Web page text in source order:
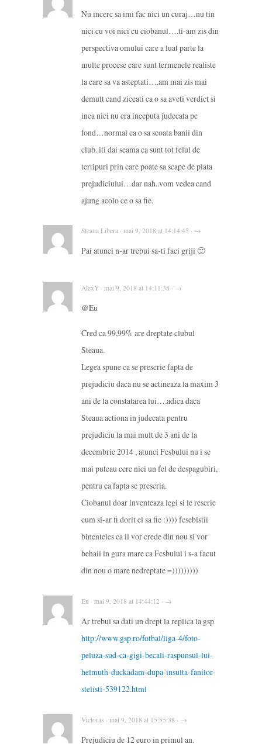
Nu incerc sa imi fac nici un curaj…nu tin
nici cu voi nici cu ciobanul….ti-am zis din
perspectiva omului care a luat parte la
multe procese care sunt termenele realiste
la care sa va asteptati….am mai zis mai
demult cand ziceati ca o sa aveti verdict si
inca nici nu era inceputa judecata pe
fond…normal ca o sa scoata banii din
club..iti dai seama ca sunt tot felul de
tertipuri prin care poate sa scape de plata
prejudiciului…dar nah..vom vedea cand
ajung acolo ce o sa fie.
Steaua Libera · mai 9, 2018 at 14:14:45 · →
Pai atunci n-ar trebui sa-ti faci griji 🙂
AlexY · mai 9, 2018 at 14:11:38 · →
@Eu
Cred ca 99,99% are dreptate clubul
Steaua.
Legea spune ca se prescrie fapta de
prejudiciu daca nu se actineaza la maxim 3
ani de la constatarea lui….adica daca
Steaua actiona in judecata pentru
prejudiciu la mai mult de 3 ani de la
decembrie 2014 , atunci Fcsbului nu i se
mai puteau cere nici un fel de despagubiri,
pentru ca fapta se prescria.
Ciobanul doar inventeaza legi si le rescrie
cum si-ar fi dorit el sa fie :)))) fcsebistii
binenteles ca il vor crede din nou si vor
behaii in gura mare ca Fcsbului i s-a facut
din nou o mare nedreptate =)))))))))
Eu · mai 9, 2018 at 14:44:12 · →
Ar trebui sa dati un drept la replica la gsp
http://www.gsp.ro/fotbal/liga-4/foto-
peluza-sud-ca-gigi-becali-raspunsul-lui-
helmuth-duckadam-dupa-insulta-fanilor-
stelisti-539122.html
Victoras · mai 9, 2018 at 15:55:38 · →
Prejudiciu de 12 euro in primul an.